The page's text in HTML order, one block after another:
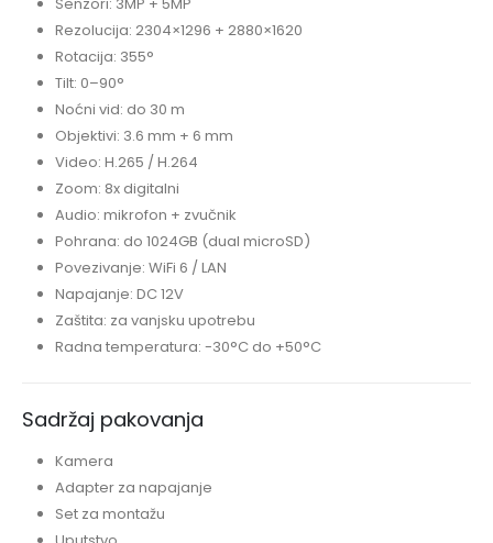
Rezolucija: 2304×1296 + 2880×1620
Rotacija: 355°
Tilt: 0–90°
Noćni vid: do 30 m
Objektivi: 3.6 mm + 6 mm
Video: H.265 / H.264
Zoom: 8x digitalni
Audio: mikrofon + zvučnik
Pohrana: do 1024GB (dual microSD)
Povezivanje: WiFi 6 / LAN
Napajanje: DC 12V
Zaštita: za vanjsku upotrebu
Radna temperatura: -30°C do +50°C
Sadržaj pakovanja
Kamera
Adapter za napajanje
Set za montažu